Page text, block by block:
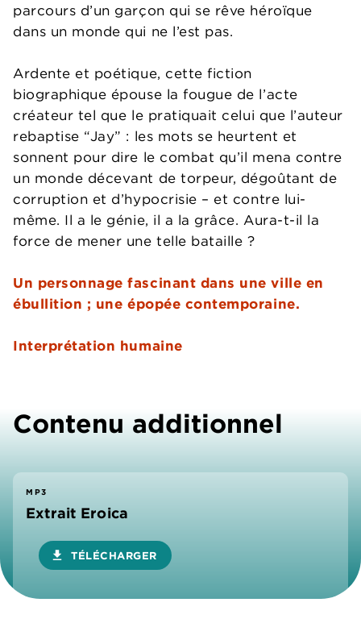
parcours d’un garçon qui se rêve héroïque
dans un monde qui ne l’est pas.
Ardente et poétique, cette fiction
biographique épouse la fougue de l’acte
créateur tel que le pratiquait celui que l’auteur
rebaptise “Jay” : les mots se heurtent et
sonnent pour dire le combat qu’il mena contre
un monde décevant de torpeur, dégoûtant de
corruption et d’hypocrisie – et contre lui-
même. Il a le génie, il a la grâce. Aura-t-il la
force de mener une telle bataille ?
Un personnage fascinant dans une ville en
ébullition ; une épopée contemporaine.
Interprétation humaine
Contenu additionnel
MP3
Extrait Eroica
download TÉLÉCHARGER